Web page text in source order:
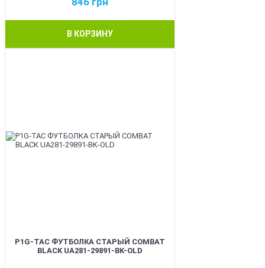
В КОРЗИНУ
P1G-TAC ФУТБОЛКА СТАРЫЙ COMBAT
BLACK UA281-29891-BK-OLD